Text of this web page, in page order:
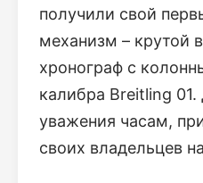
получили свой
механизм – крутой
хронограф с
калибра Breitling
уважения часам,
своих владельцев